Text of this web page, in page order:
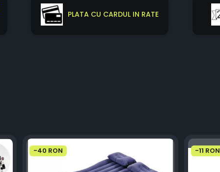
PLATA CU CARDUL IN RATE
-40 RON -11 RON